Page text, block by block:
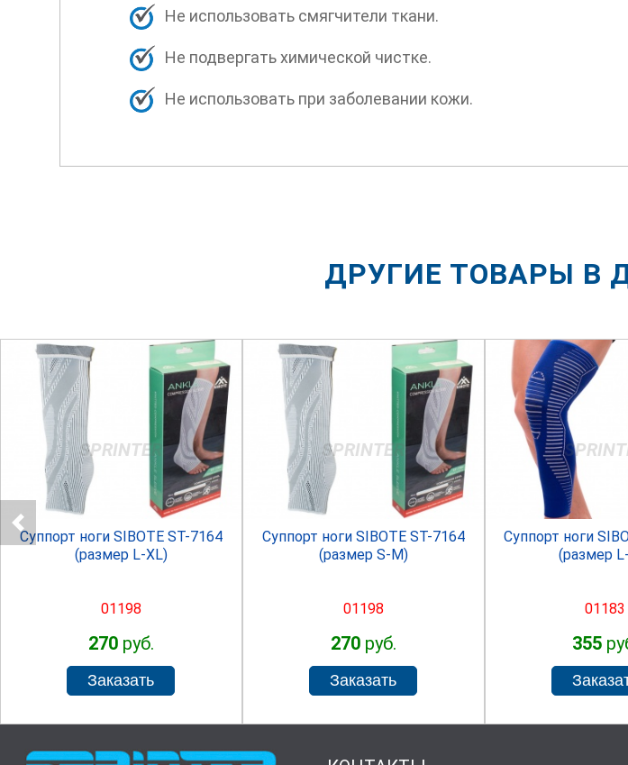
Не использовать смягчители ткани.
Не подвергать химической чистке.
Не использовать при заболевании кожи.
ДРУГИЕ ТОВАРЫ В
SPRINTER
Суппорт ноги SIBOTE ST-7164
(размер L-XL)
01198
270руб.
SPRINTER
Суппорт ноги SIBOTE ST-7164
(размер S-M)
01198
270руб.
Суппорт ноги
(размер
01183
355